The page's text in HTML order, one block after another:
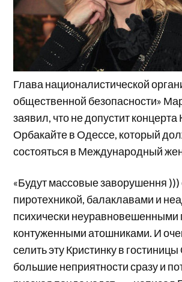
Глава националистической
общественной безопасности»
заявил, что не допустит
Орбакайте в Одессе, который
состояться в Международный
«Будут массовые заворушення )))
пиротехникой, балаклавами и
психически неуравновешенными
контуженными атошниками. И
селить эту Кристинку в
большие неприятности сразу и